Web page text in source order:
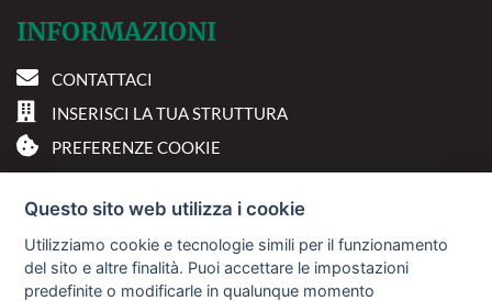
INFORMAZIONI
CONTATTACI
INSERISCI LA TUA STRUTTURA
PREFERENZE COOKIE
DOVE SIAMO
Via A. Costa, 2 - 63822
Porto San Giorgio (FM)
Questo sito web utilizza i cookie
Utilizziamo cookie e tecnologie simili per il funzionamento
del sito e altre finalità. Puoi accettare le impostazioni
predefinite o modificarle in qualunque momento